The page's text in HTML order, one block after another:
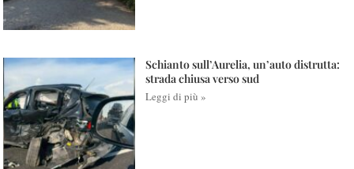
Schianto sull’Aurelia, un’auto distrutta:
strada chiusa verso sud
Leggi di più »